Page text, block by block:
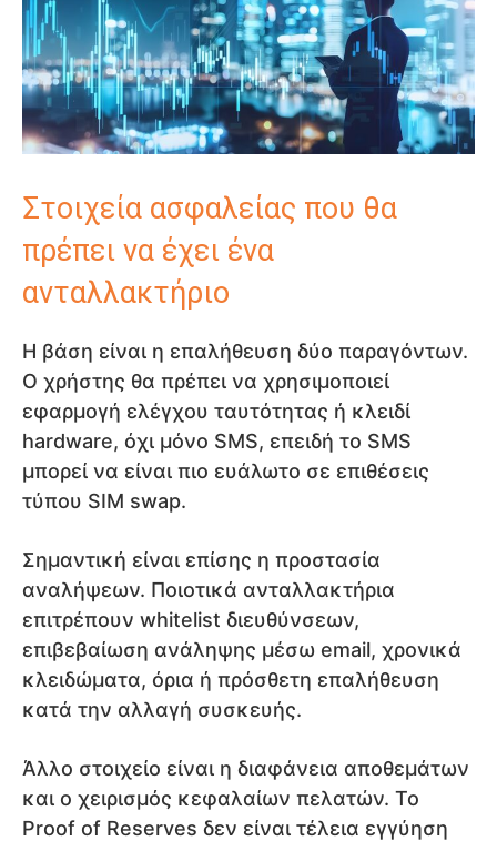
Στοιχεία ασφαλείας που θα
πρέπει να έχει ένα
ανταλλακτήριο
Η βάση είναι η επαλήθευση δύο παραγόντων.
Ο χρήστης θα πρέπει να χρησιμοποιεί
εφαρμογή ελέγχου ταυτότητας ή κλειδί
hardware, όχι μόνο SMS, επειδή το SMS
μπορεί να είναι πιο ευάλωτο σε επιθέσεις
τύπου SIM swap.
Σημαντική είναι επίσης η προστασία
αναλήψεων. Ποιοτικά ανταλλακτήρια
επιτρέπουν whitelist διευθύνσεων,
επιβεβαίωση ανάληψης μέσω email, χρονικά
κλειδώματα, όρια ή πρόσθετη επαλήθευση
κατά την αλλαγή συσκευής.
Άλλο στοιχείο είναι η διαφάνεια αποθεμάτων
και ο χειρισμός κεφαλαίων πελατών. Το
Proof of Reserves δεν είναι τέλεια εγγύηση